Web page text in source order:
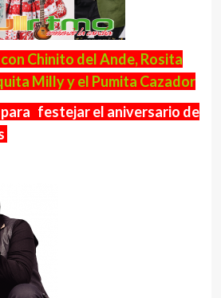
Chinito del Ande, Rosita
Milly y el Pumita Cazador
festejar el aniversario de